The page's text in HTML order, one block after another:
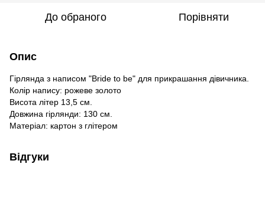
До обраного Порівняти
Опис
Гірлянда з написом "Bride to be" для прикрашання дівичника.
Колір напису: рожеве золото
Висота літер 13,5 см.
Довжина гірлянди: 130 см.
Матеріал: картон з глітером
Відгуки